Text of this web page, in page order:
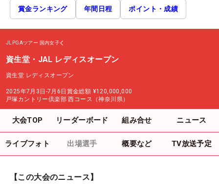
賞金ランキング 年間日程 ポイント・成績
JLPGAツアー 国内女子
資生堂・JAL レディスオープン
資生堂 レディスオープン
2025年7月3日-7月6日 賞金総額 ¥120,000,000
戸塚カントリー倶楽部 西コース（神奈川県）
大会TOP リーダーボード 組み合せ ニュース
ライブフォト 出場選手 概要など TV放送予定
【この大会のニュース】